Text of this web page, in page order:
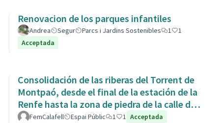
Renovacion de los parques infantiles
Andrea Segur Parcs i Jardins Sostenibles 1
1
Acceptada
Consolidación de las riberas del Torrent de
Montpaó, desde el final de la estación de la
Renfe hasta la zona de piedra de la calle de
L’Estany.
FemCalafell Espai Públic 1 1 Acceptada